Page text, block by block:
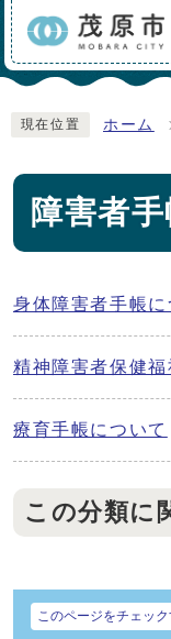
現在位置 ホーム
障害者手
身体障害者手帳に
精神障害者保健
療育手帳について
この分類に
このページをチェック